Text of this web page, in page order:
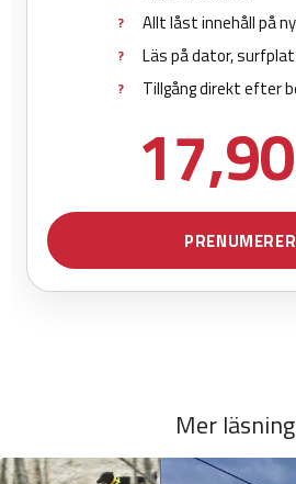
Mer läsning